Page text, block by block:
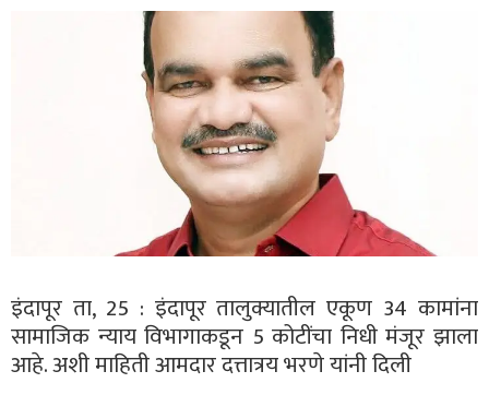
इंदापूर ता, 25 : इंदापूर तालुक्यातील एकूण 34 कामांना
सामाजिक न्याय विभागाकडून 5 कोटींचा निधी मंजूर झाला
आहे. अशी माहिती आमदार दत्तात्रय भरणे यांनी दिली